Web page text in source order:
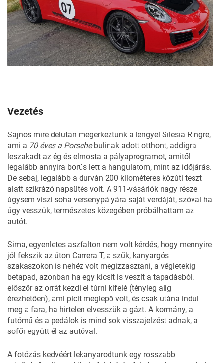
Vezetés
Sajnos mire délután megérkeztünk a lengyel Silesia Ringre,
ami a 70 éves a Porschebulinak adott otthont, addigra
leszakadt az ég és elmosta a pályaprogramot, amitől
legalább annyira borús lett a hangulatom, mint az időjárás.
De sebaj, legalább a durván 200 kilométeres közúti teszt
alatt szikrázó napsütés volt. A 911-vásárlók nagy része
úgysem viszi soha versenypályára saját verdáját, szóval ha
úgy vesszük, természetes közegében próbálhattam az
autót.
Sima, egyenletes aszfalton nem volt kérdés, hogy mennyire
jól fekszik az úton Carrera T, a szűk, kanyargós
szakaszokon is nehéz volt megizzasztani, a végletekig
betapad, azonban ha egy kicsit is veszít a tapadásból,
először az orrát kezdi el túrni kifelé (tényleg alig
érezhetően), ami picit meglepő volt, és csak utána indul
meg a fara, ha hirtelen elvesszük a gázt. A kormány, a
futómű és a pedálok is mind sok visszajelzést adnak, a
sofőr együtt él az autóval.
A fotózás kedvéért lekanyarodtunk egy rosszabb